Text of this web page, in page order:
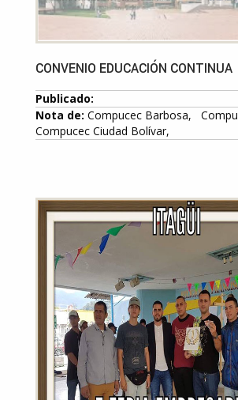
CONVENIO EDUCACIÓN CONTINUA
Publicado:
Nota de: Compucec Barbosa,
Compucec Ciudad Bolívar,